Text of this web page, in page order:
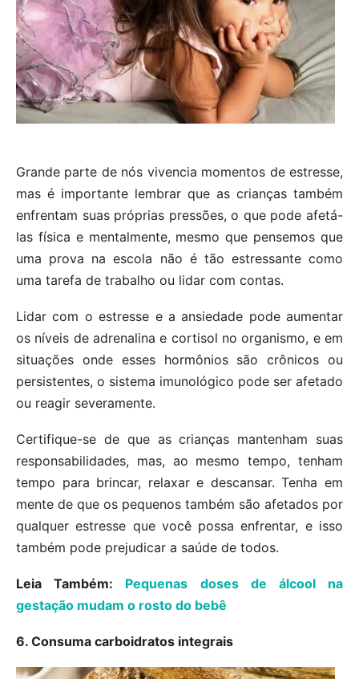
Grande parte de nós vivencia momentos de estresse,
mas é importante lembrar que as crianças também
enfrentam suas próprias pressões, o que pode afetá-
las física e mentalmente, mesmo que pensemos que
uma prova na escola não é tão estressante como
uma tarefa de trabalho ou lidar com contas.
Lidar com o estresse e a ansiedade pode aumentar
os níveis de adrenalina e cortisol no organismo, e em
situações onde esses hormônios são crônicos ou
persistentes, o sistema imunológico pode ser afetado
ou reagir severamente.
Certifique-se de que as crianças mantenham suas
responsabilidades, mas, ao mesmo tempo, tenham
tempo para brincar, relaxar e descansar. Tenha em
mente de que os pequenos também são afetados por
qualquer estresse que você possa enfrentar, e isso
também pode prejudicar a saúde de todos.
Leia Também: Pequenas doses de álcool na
gestação mudam o rosto do bebê
6. Consuma carboidratos integrais